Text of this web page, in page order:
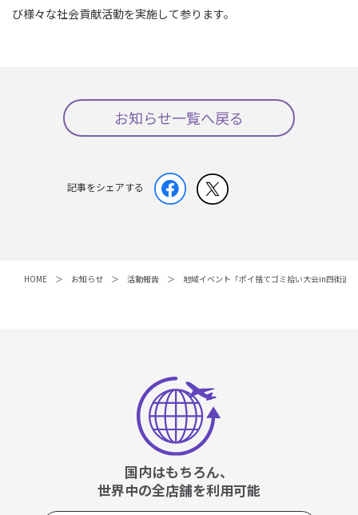
び様々な社会貢献活動を実施して参ります。
お知らせ一覧へ戻る
記事をシェアする
HOME お知らせ 活動報告 地域イベント「ポイ捨てゴミ拾い大会in四街道
国内はもちろん、
世界中の全店舗を利用可能